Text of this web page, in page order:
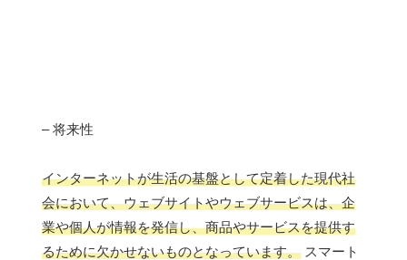
– 将来性
インターネットが生活の基盤として定着した現代社
会において、ウェブサイトやウェブサービスは、企
業や個人が情報を発信し、商品やサービスを提供す
るために欠かせないものとなっています。 スマート